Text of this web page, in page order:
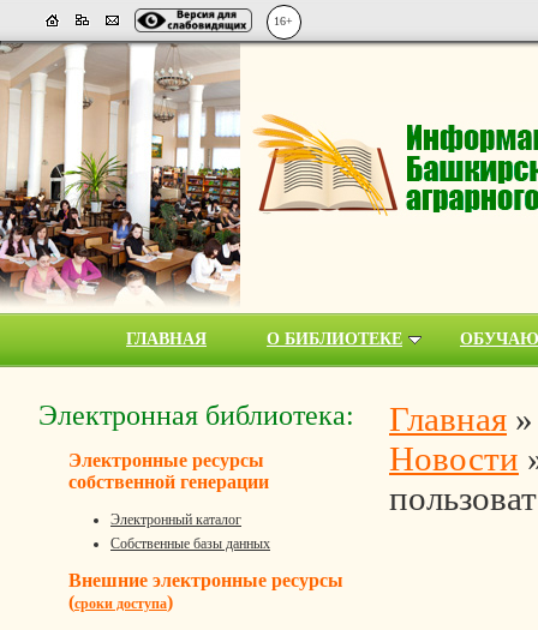
16+
ГЛАВНАЯ О БИБЛИОТЕКЕ
Электронная библиотека:
Электронные ресурсы
собственной генерации
Электронный каталог
Собственные базы данных
Внешние электронные ресурсы
(сроки доступа)
Главная
Новости